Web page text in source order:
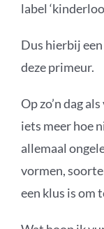
label
Dus hierbij
deze primeur.
Op zo’n dag
iets meer hoe
allemaal
vormen,
een klus is om